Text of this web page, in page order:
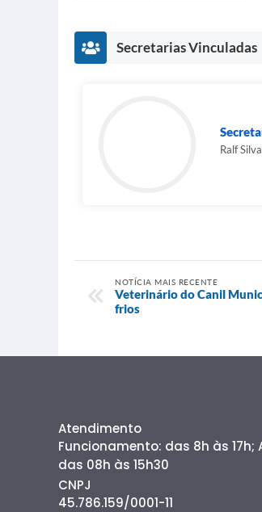
Secretarias Vinculadas
Ralf Silva
NOTÍCIA MAIS RECENTE
Veterinário do Canil
frios
Atendimento
Funcionamento: das 8h às
das 08h às 15h30
CNPJ
45.786.159/0001-11